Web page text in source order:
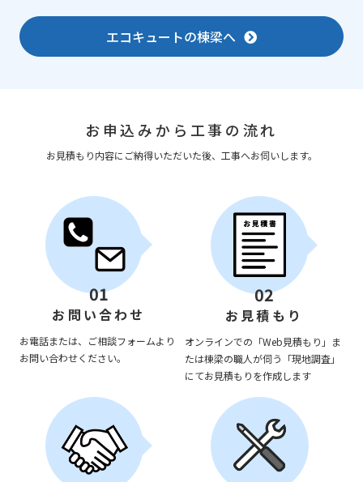
エコキュートの棟梁へ
お申込みから工事の流れ
お見積もり内容にご納得いただいた後、工事へお伺いします。
01
お問い合わせ
お電話または、ご相談フォームより
お問い合わせください。
02
お見積もり
オンラインでの「Web見積もり」ま
たは棟梁の職人が伺う「現地調査」
にてお見積もりを作成します